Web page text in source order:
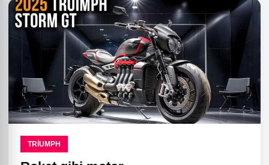
TRIUMPH